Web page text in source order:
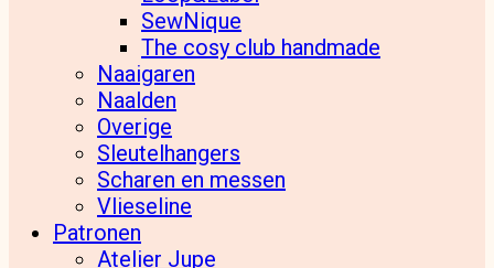
SewNique
The cosy club handmade
Naaigaren
Naalden
Overige
Sleutelhangers
Scharen en messen
Vlieseline
Patronen
Atelier Jupe